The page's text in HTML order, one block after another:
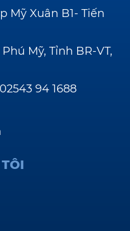
Mỹ Xuân B1- Tiến
Mỹ, Tỉnh BR-VT,
02543 94 1688